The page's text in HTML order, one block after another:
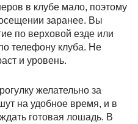
в клубе мало, поэтому
заранее. Вы
по верховой езде или
телефону клуба. Не
и уровень.
желательно за
на удобное время, и в
готовая лошадь. В